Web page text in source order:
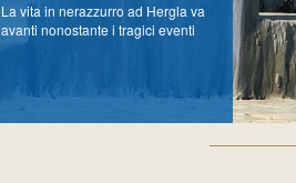
La vita in nerazzurro ad Hergla va
avanti nonostante i tragici eventi